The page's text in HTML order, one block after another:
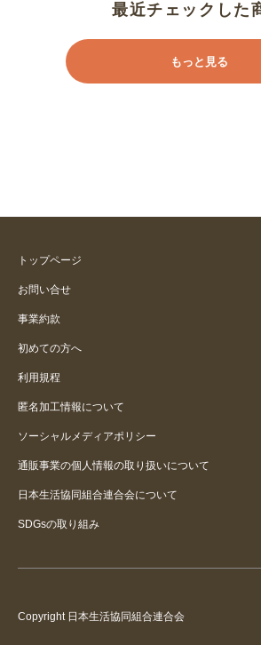
最近チェックした
もっと見る
トップページ
お問い合せ
事業約款
初めての方へ
利用規程
匿名加工情報について
ソーシャルメディアポリシー
通販事業の個人情報の取り扱いについて
日本生活協同組合連合会について
SDGsの取り組み
Copyright 日本生活協同組合連合会